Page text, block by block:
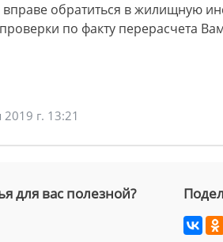
обратиться в жилищную
по факту перерасчета
г. 13:21
для вас полезной?